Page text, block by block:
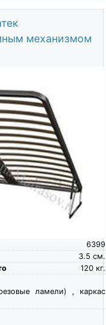
механизмом
6399
см.
3.5
кг.
120
ламели) , каркас